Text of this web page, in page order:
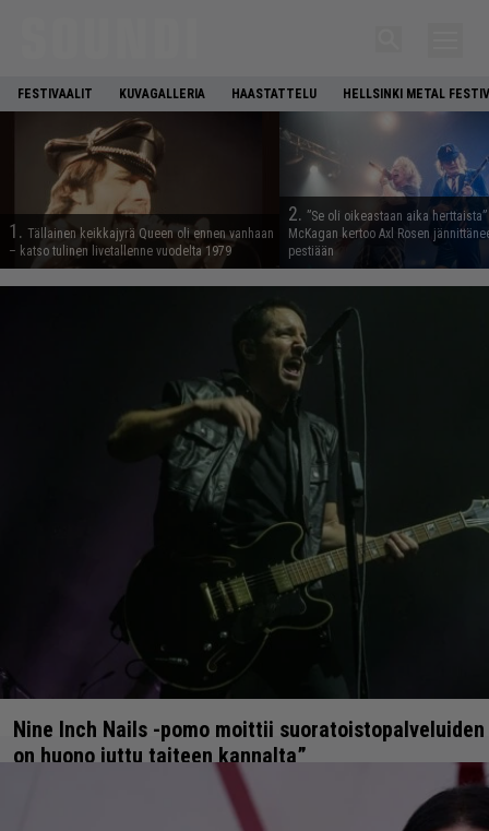
FESTIVAALIT KUVAGALLERIA HAASTATTELU HELLSINKI METAL
1. Tällainen keikkajyrä Queen oli ennen vanhaan
– katso tulinen livetallenne vuodelta 1979
2. ”Se oli oikeastaan aika
McKagan kertoo Axl Rosen
pestiään
Nine Inch Nails -pomo moittii
on huono juttu taiteen kannalta”
Anssi Eriksson